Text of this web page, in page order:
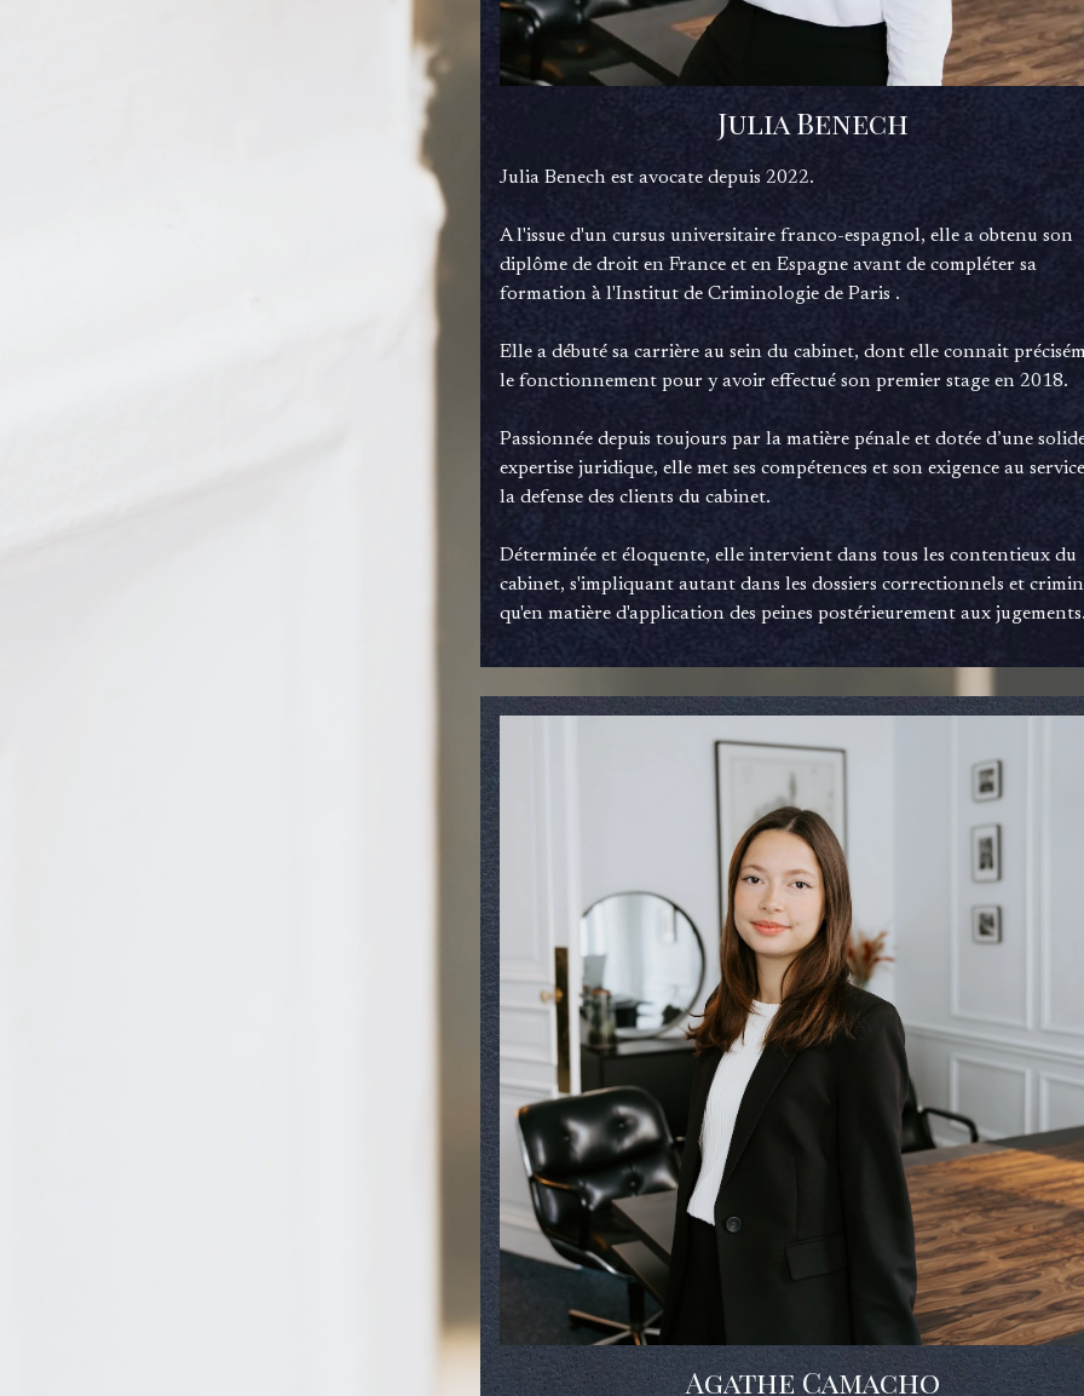
Julia Benech
Julia Benech est avocate depuis 2022.
A l'issue d'un cursus universitaire franco-espagnol, elle a obtenu son
diplôme de droit en France et en Espagne avant de compléter sa
formation à l'Institut de Criminologie de Paris .
Elle a débuté sa carrière au sein du cabinet, dont elle connait
le fonctionnement pour y avoir effectué son premier stage en 2018.
Passionnée depuis toujours par la matière pénale et dotée d’une
expertise juridique, elle met ses compétences et son exigence au
la defense des clients du cabinet.
Déterminée et éloquente, elle intervient dans tous les contentieux du
cabinet, s'impliquant autant dans les dossiers correctionnels et
qu'en matière d'application des peines postérieurement aux
Agathe Camacho